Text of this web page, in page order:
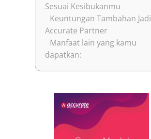
Sesuai Kesibukanmu
Keuntungan Tambahan Jadi
Accurate Partner
Manfaat lain yang kamu
dapatkan: